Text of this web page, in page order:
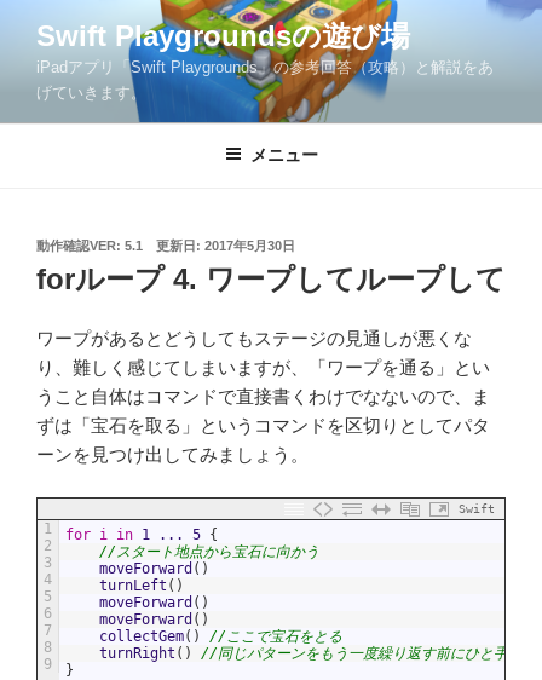
ツ
Swift Playgroundsの遊び場
iPadアプリ「Swift Playgrounds」の参考回答（攻略）と解説をあ
げていきます。
メニュー
動作確認VER: 5.1 更新日: 投
稿
2017年5月30日
forループ 4. ワープしてループして
ワープがあるとどうしてもステージの見通しが悪くな
り、難しく感じてしまいますが、「ワープを通る」とい
うこと自体はコマンドで直接書くわけでなないので、ま
ずは「宝石を取る」というコマンドを区切りとしてパタ
ーンを見つけ出してみましょう。
Swift
1
2
3
4
5
6
7
8
9
for i in 1 ... 5 {
//スタート地点から宝石に向かう
moveForward ( )
turnLeft ( )
moveForward ( )
moveForward ( )
collectGem( )
//ここで宝石をとる
turnRight ( )
//同じパターンをもう一度繰り返す前にひと手間
}